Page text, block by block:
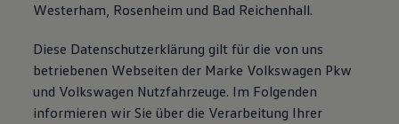
Westerham, Rosenheim und Bad Reichenhall.
Diese Datenschutzerklärung gilt für die von uns
betriebenen Webseiten der Marke Volkswagen Pkw
und Volkswagen Nutzfahrzeuge. Im Folgenden
informieren wir Sie über die Verarbeitung Ihrer